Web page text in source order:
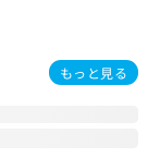
もっと見る